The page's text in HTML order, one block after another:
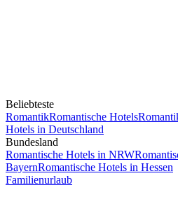
Beliebteste
RomantikRomantische Hotels
Hotels in Deutschland
Bundesland
Romantische Hotels in NRW
BayernRomantische Hotels in Hessen
Familienurlaub